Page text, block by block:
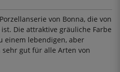
von Bonna, die von
Die attraktive gräuliche Farbe
einem lebendigen, aber
sehr gut für alle Arten von